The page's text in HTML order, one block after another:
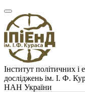
Інститут політичних і
досліджень ім. І. Ф.
НАН України